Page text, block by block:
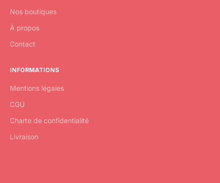
Nos boutiques
À propos
Contact
INFORMATIONS
Mentions légales
CGU
Charte de confidentialité
Livraison